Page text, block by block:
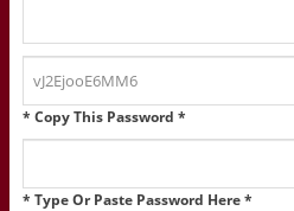
* Copy This Password *
* Type Or Paste Password Here *